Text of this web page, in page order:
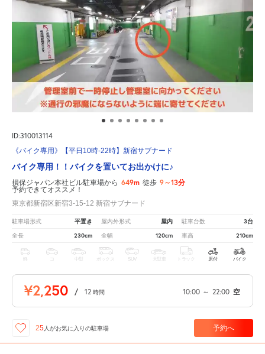
ID:310013114
《バイク専用》【平日10時-22時】新宿サブナード
バイク専用！！バイクを置いてお出かけに♪
損保ジャパン本社ビル駐車場から 649m 徒歩 9～13分
予約できてオススメ！
東京都新宿区新宿3-15-12 新宿サブナード
駐車場形式 平置き 屋内外形式 屋内 駐車台数 3台
全長 230cm 全幅 120cm 車高 210cm
軽 中型 ボックス SUV 大型車 トラック 原付 バイク
¥2,250 / 12 時間 10:00 ～ 22:00 空
25人がお気に入りの駐車場 予約へ